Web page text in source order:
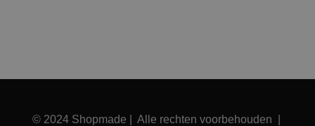
© 2024 Shopmade | Alle rechten voorbehouden |